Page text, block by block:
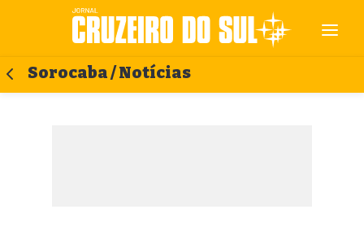
Sorocaba / Notícias